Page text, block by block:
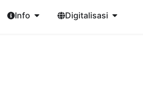
Info Digitalisasi